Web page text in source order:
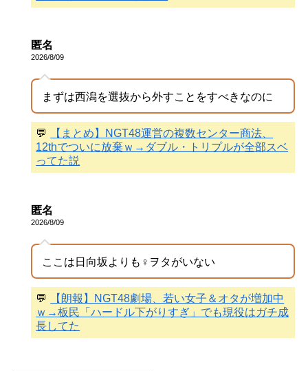
匿名
2026/8/09
まずは西潟を選抜から外すことをすべきなのに
💬
【まとめ】NGT48運営の複数センター商法、
12thでついに放棄ｗ→ダブル・トリプルが全部スベ
ってた説
匿名
2026/8/09
ここは日向坂よりも♀ヲタがいない
💬
【朗報】NGT48劇場、若い女子＆オタが増加中
ｗ→板民「ハードル下がりすぎ」でも現役はガチ成
長してた